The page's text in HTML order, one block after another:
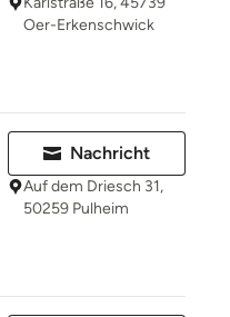
Oer-Erkenschwick
Nachricht
Auf dem Driesch 31,
50259 Pulheim